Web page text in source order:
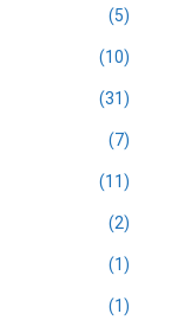
(5)
(10)
(31)
(7)
(11)
(2)
(1)
(1)